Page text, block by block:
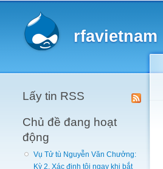
rfavietnam
Lấy tin RSS
Chủ đề đang hoạt
động
Vụ Tử tù Nguyễn Văn Chưởng:
Kỳ 2. Xác định tội ngay khi bắt